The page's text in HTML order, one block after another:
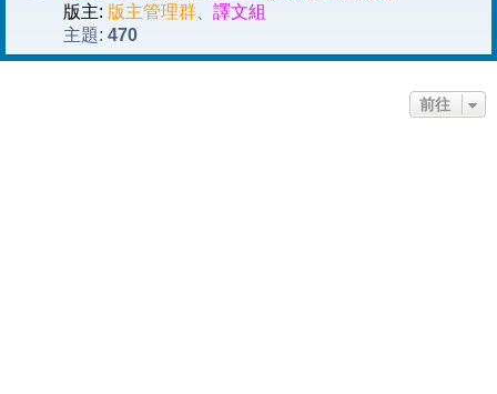
版主: 版主管理群
譯文組
主題: 470
前往